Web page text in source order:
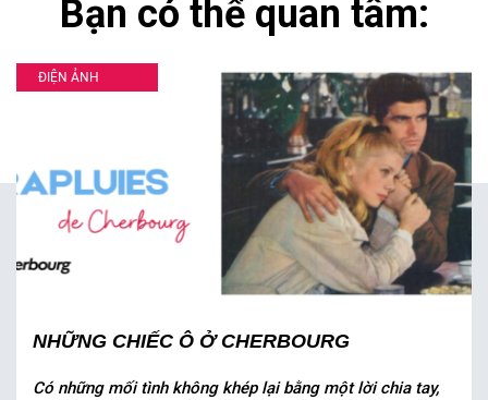
Bạn có thể quan tâm:
ĐIỆN ẢNH
NHỮNG CHIẾC Ô Ở CHERBOURG
Có những mối tình không khép lại bằng một lời chia tay,